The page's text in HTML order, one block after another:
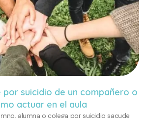
por suicidio de un compañero o
actuar en el aula
alumna o colega por suicidio sacude